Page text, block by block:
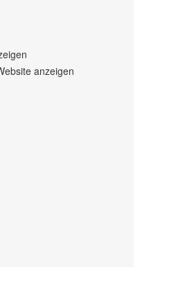
anzeigen